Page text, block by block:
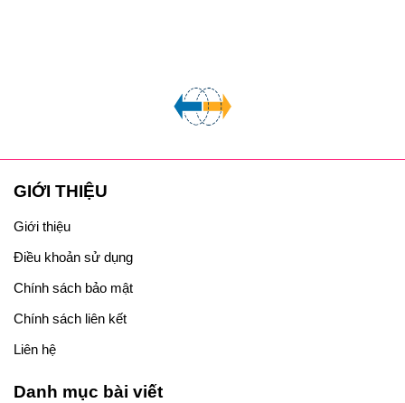
GIỚI THIỆU
Giới thiệu
Điều khoản sử dụng
Chính sách bảo mật
Chính sách liên kết
Liên hệ
Danh mục bài viết